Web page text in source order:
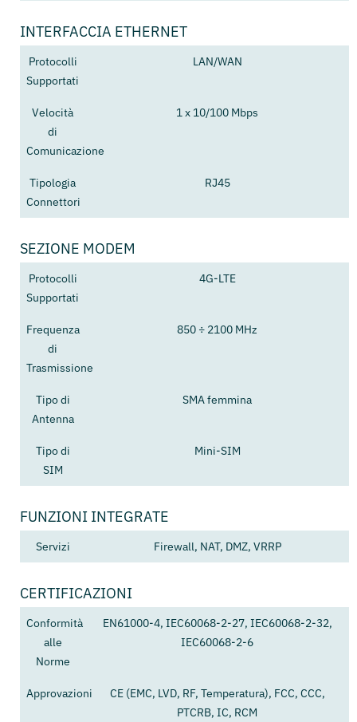
INTERFACCIA ETHERNET
Protocolli
Supportati
LAN/WAN
Velocità
di
Comunicazione
1 x 10/100 Mbps
Tipologia
Connettori
RJ45
SEZIONE MODEM
Protocolli
Supportati
4G-LTE
Frequenza
di
Trasmissione
850 ÷ 2100 MHz
Tipo di
Antenna
SMA femmina
Tipo di
SIM
Mini-SIM
FUNZIONI INTEGRATE
Servizi Firewall, NAT, DMZ, VRRP
CERTIFICAZIONI
Conformità
alle
Norme
EN61000-4, IEC60068-2-27, IEC60068-2-32,
IEC60068-2-6
Approvazioni
CE (EMC, LVD, RF, Temperatura), FCC, CCC,
PTCRB, IC, RCM